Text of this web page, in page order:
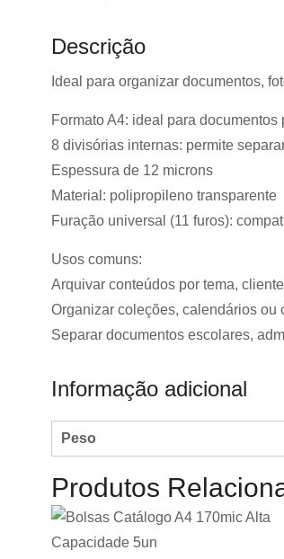
Descrição
Ideal para organizar documentos,
Formato A4: ideal para documentos
8 divisórias internas: permite
Espessura de 12 microns
Material: polipropileno transparente
Furação universal (11 furos):
Usos comuns:
Arquivar conteúdos por tema,
Organizar coleções, calendários ou
Separar documentos escolares,
Informação adicional
Peso
Produtos